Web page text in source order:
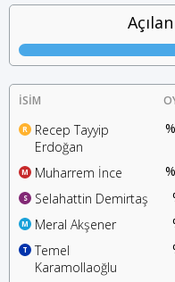
siyasetçi. 16, 20 ve 21.
arasında Sivas
kesiminde üst düzey
dönemlerinde
İSİM
R
Recep Tayyip
Erdoğan
M Muharrem İnce
S Selahattin Demirtaş
M Meral Akşener
T
Temel
Karamollaoğlu